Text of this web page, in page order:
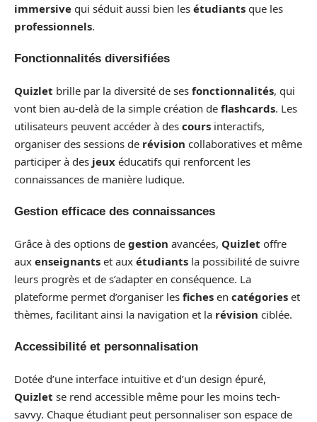
immersive qui séduit aussi bien les étudiants que les
professionnels.
Fonctionnalités diversifiées
Quizlet brille par la diversité de ses fonctionnalités, qui
vont bien au-delà de la simple création de flashcards. Les
utilisateurs peuvent accéder à des cours interactifs,
organiser des sessions de révision collaboratives et même
participer à des jeux éducatifs qui renforcent les
connaissances de manière ludique.
Gestion efficace des connaissances
Grâce à des options de gestion avancées, Quizlet offre
aux enseignants et aux étudiants la possibilité de suivre
leurs progrès et de s’adapter en conséquence. La
plateforme permet d’organiser les fiches en catégories et
thèmes, facilitant ainsi la navigation et la révision ciblée.
Accessibilité et personnalisation
Dotée d’une interface intuitive et d’un design épuré,
Quizlet se rend accessible même pour les moins tech-
savvy. Chaque étudiant peut personnaliser son espace de